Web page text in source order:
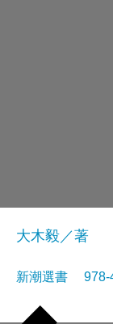
大木毅／著
新潮選書 978-